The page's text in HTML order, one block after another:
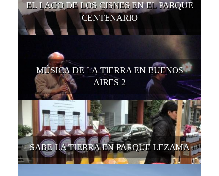
EL LAGO DE LOS CISNES EN EL PARQUE
CENTENARIO
MÚSICA DE LA TIERRA EN BUENOS
AIRES 2
SABE LA TIERRA EN PARQUE LEZAMA